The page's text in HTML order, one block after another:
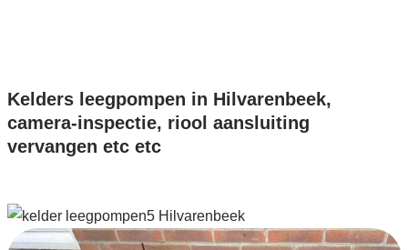
Kelders leegpompen in Hilvarenbeek,
camera-inspectie, riool aansluiting
vervangen etc etc